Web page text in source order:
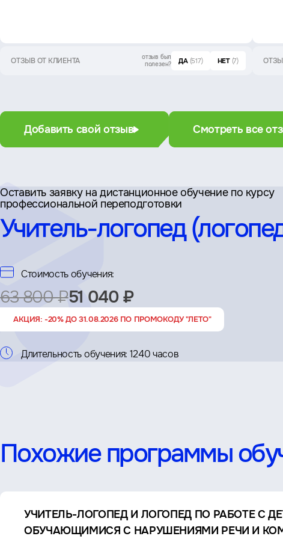
ОТЗЫВ ОТ КЛИЕНТА
отзыв был
полезен?
ДА (517) НЕТ (7)
Добавить свой отзыв Смотреть все
Оставить заявку на дистан­ционное обучение по курсу
профессиональной переподготовки
Учитель-логопед
Стоимость обучения:
63 800 ₽51 040 ₽
АКЦИЯ: -20% ДО 31.08.2026 ПО ПРОМОКОДУ "ЛЕТО"
Длительность обучения: 1240 часов
Похожие программы
УЧИТЕЛЬ-ЛОГОПЕД И ЛОГОПЕД ПО РАБОТЕ С
ОБУЧАЮЩИМИСЯ С НАРУШЕНИЯМИ РЕЧИ И